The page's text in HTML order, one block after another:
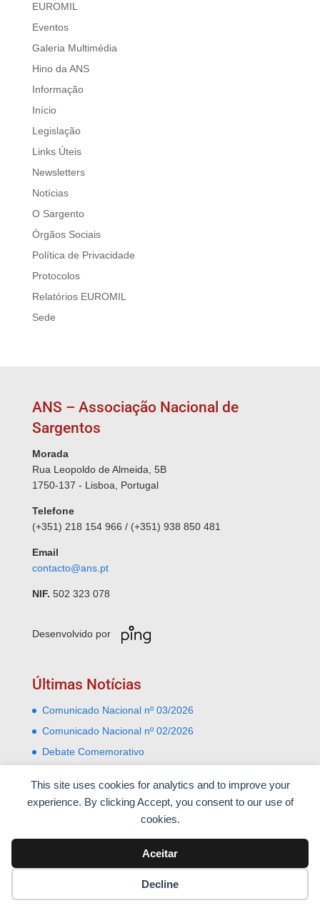
This site uses cookies for analytics and to improve your
experience. By clicking Accept, you consent to our use of
cookies.
Aceitar
Decline
EUROMIL
Eventos
Galeria Multimédia
Hino da ANS
Informação
Início
Legislação
Links Úteis
Newsletters
Notícias
O Sargento
Órgãos Sociais
Política de Privacidade
Protocolos
Relatórios EUROMIL
Sede
ANS – Associação Nacional de
Sargentos
Morada
Rua Leopoldo de Almeida, 5B
1750-137 - Lisboa, Portugal
Telefone
(+351) 218 154 966 / (+351) 938 850 481
Email
contacto@ans.pt
NIF. 502 323 078
Desenvolvido por
Últimas Notícias
Comunicado Nacional nº 03/2026
Comunicado Nacional nº 02/2026
Debate Comemorativo
Almoço comemorativo do 52º aniversário do 25 de
Abril